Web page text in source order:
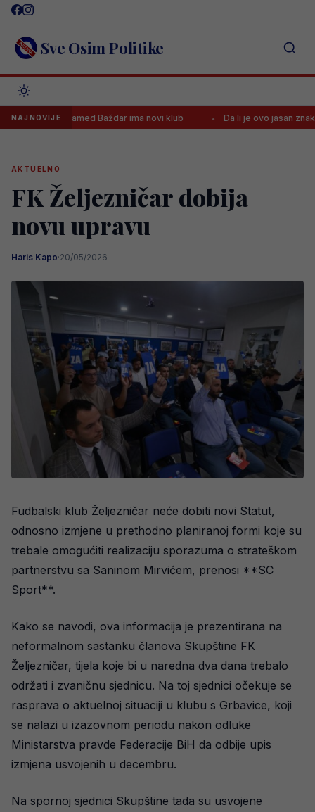
Skip
content Sve Osim Politike
NAJNOVIJE
Samed Baždar ima novi klub Da li je ovo jasan znak da
AKTUELNO
FK Željezničar dobija
novu upravu
Haris Kapo·20/05/2026
Fudbalski klub Željezničar neće dobiti novi Statut,
odnosno izmjene u prethodno planiranoj formi koje su
trebale omogućiti realizaciju sporazuma o strateškom
partnerstvu sa Saninom Mirvićem, prenosi **SC
Sport**.
Kako se navodi, ova informacija je prezentirana na
neformalnom sastanku članova Skupštine FK
Željezničar, tijela koje bi u naredna dva dana trebalo
održati i zvaničnu sjednicu. Na toj sjednici očekuje se
rasprava o aktuelnoj situaciji u klubu s Grbavice, koji
se nalazi u izazovnom periodu nakon odluke
Ministarstva pravde Federacije BiH da odbije upis
izmjena usvojenih u decembru.
Na spornoj sjednici Skupštine tada su usvojene